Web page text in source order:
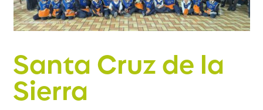
Santa Cruz de la
Sierra